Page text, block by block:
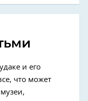
и его
что может